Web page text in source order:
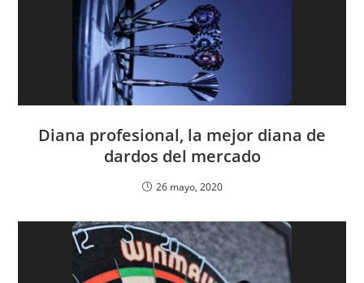
Diana profesional, la mejor diana de
dardos del mercado
26 mayo, 2020